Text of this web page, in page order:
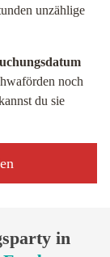
unzählige
noch
du sie
in